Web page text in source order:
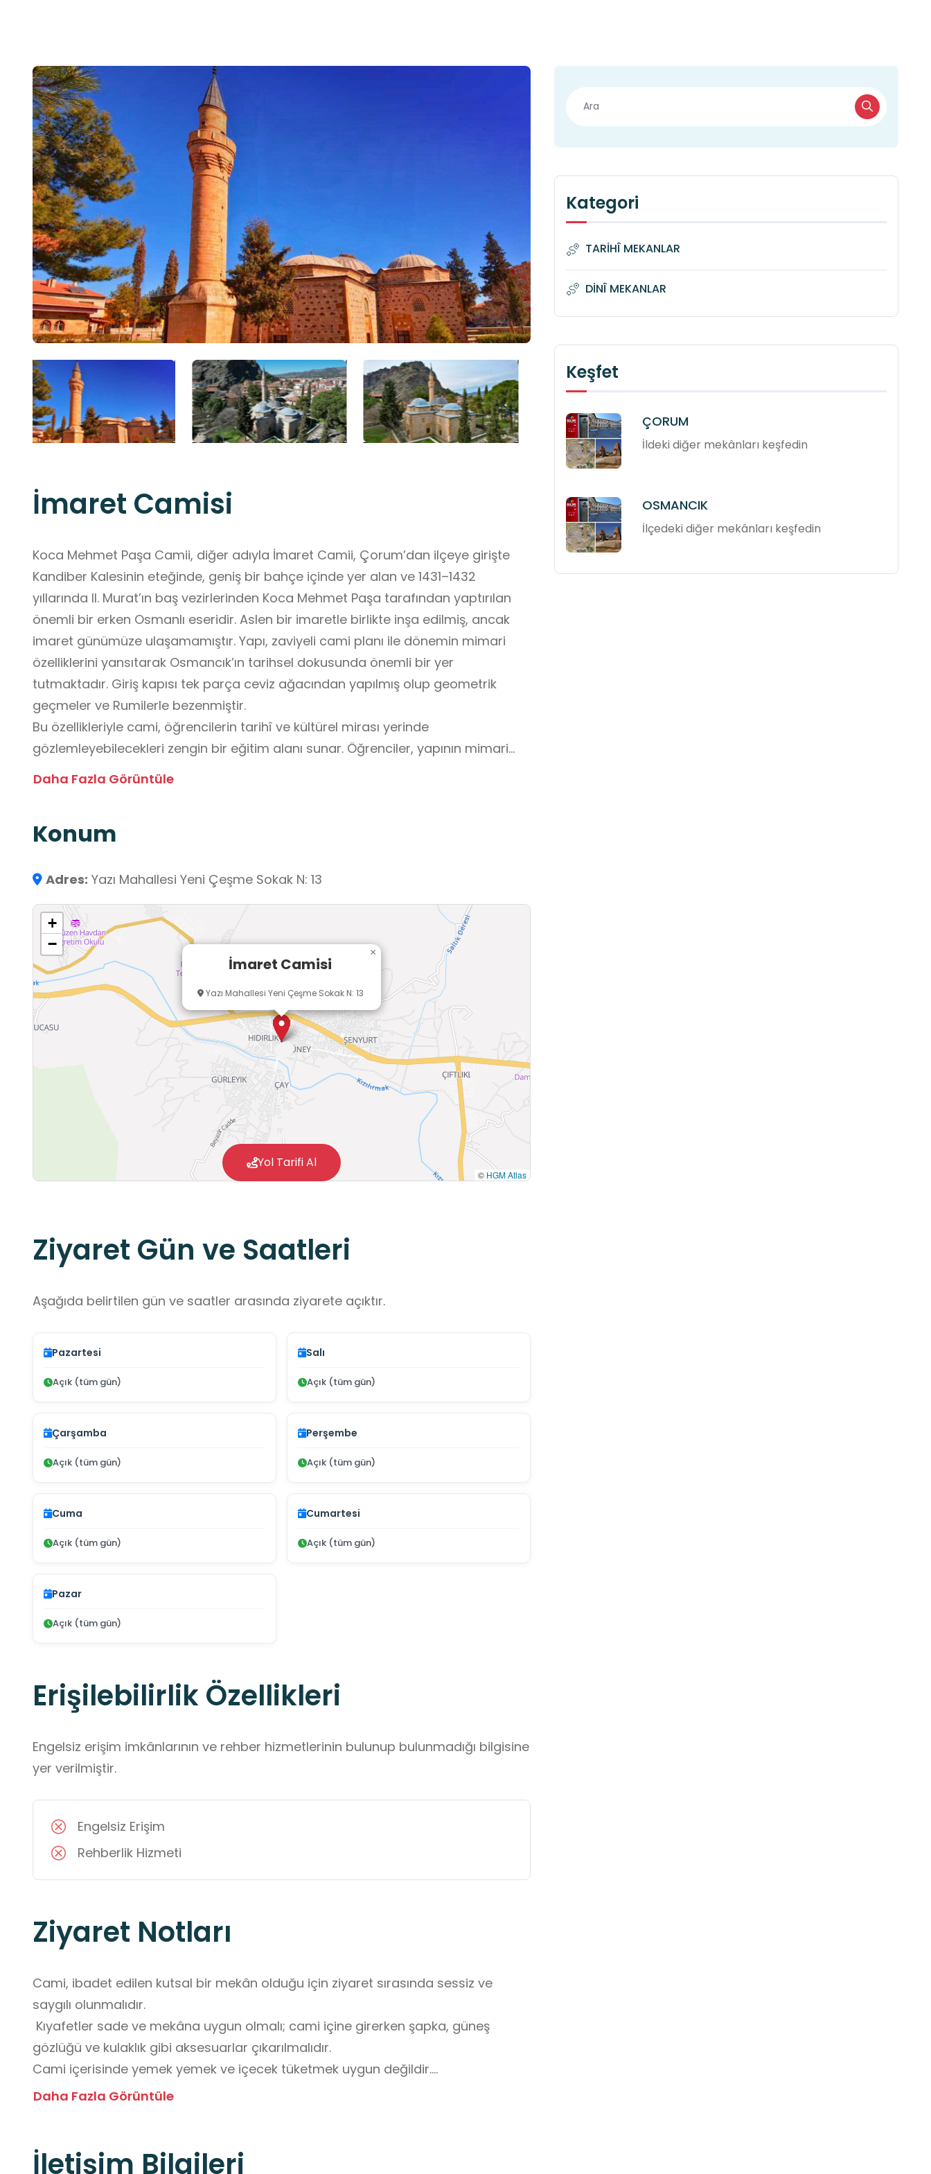
İmaret Camisi
Koca Mehmet Paşa Camii, diğer adıyla İmaret Camii, Çorum’dan ilçeye girişte
Kandiber Kalesinin eteğinde, geniş bir bahçe içinde yer alan ve 1431–1432
yıllarında II. Murat’ın baş vezirlerinden Koca Mehmet Paşa tarafından yaptırılan
önemli bir erken Osmanlı eseridir. Aslen bir imaretle birlikte inşa edilmiş, ancak
imaret günümüze ulaşamamıştır. Yapı, zaviyeli cami planı ile dönemin mimari
özelliklerini yansıtarak Osmancık’ın tarihsel dokusunda önemli bir yer
tutmaktadır. Giriş kapısı tek parça ceviz ağacından yapılmış olup geometrik
geçmeler ve Rumilerle bezenmiştir.
Bu özellikleriyle cami, öğrencilerin tarihî ve kültürel mirası yerinde
gözlemleyebilecekleri zengin bir eğitim alanı sunar. Öğrenciler, yapının mimari
süreç, temel eğitim düzeyinde öğrencilerin tarihsel empati kurma, kültürel
etmelerine katkı sağlar.
Daha Fazla Görüntüle
Konum
Adres: Yazı Mahallesi Yeni Çeşme Sokak N: 13
İmaret Camisi
Yazı Mahallesi Yeni Çeşme Sokak N: 13
×
+
−
© HGM Atlas
Yol Tarifi Al
Ziyaret Gün ve Saatleri
Aşağıda belirtilen gün ve saatler arasında ziyarete açıktır.
Pazartesi
Açık (tüm gün)
Salı
Açık (tüm gün)
Çarşamba
Açık (tüm gün)
Perşembe
Açık (tüm gün)
Cuma
Açık (tüm gün)
Cumartesi
Açık (tüm gün)
Pazar
Açık (tüm gün)
Erişilebilirlik Özellikleri
Engelsiz erişim imkânlarının ve rehber hizmetlerinin bulunup bulunmadığı bilgisine
yer verilmiştir.
Engelsiz Erişim
Rehberlik Hizmeti
Ziyaret Notları
Cami, ibadet edilen kutsal bir mekân olduğu için ziyaret sırasında sessiz ve
saygılı olunmalıdır.
Kıyafetler sade ve mekâna uygun olmalı; cami içine girerken şapka, güneş
gözlüğü ve kulaklık gibi aksesuarlar çıkarılmalıdır.
Cami içerisinde yemek yemek ve içecek tüketmek uygun değildir.
Ziyaretler genellikle sabah namazı ile yatsı namazı arasındaki saatlerde
sağlanmalı ve düzen korunmalıdır.
Daha Fazla Görüntüle
İletişim Bilgileri
Kategori
TARİHÎ MEKANLAR
DİNÎ MEKANLAR
Keşfet
ÇORUM
İldeki diğer mekânları keşfedin
OSMANCIK
İlçedeki diğer mekânları keşfedin